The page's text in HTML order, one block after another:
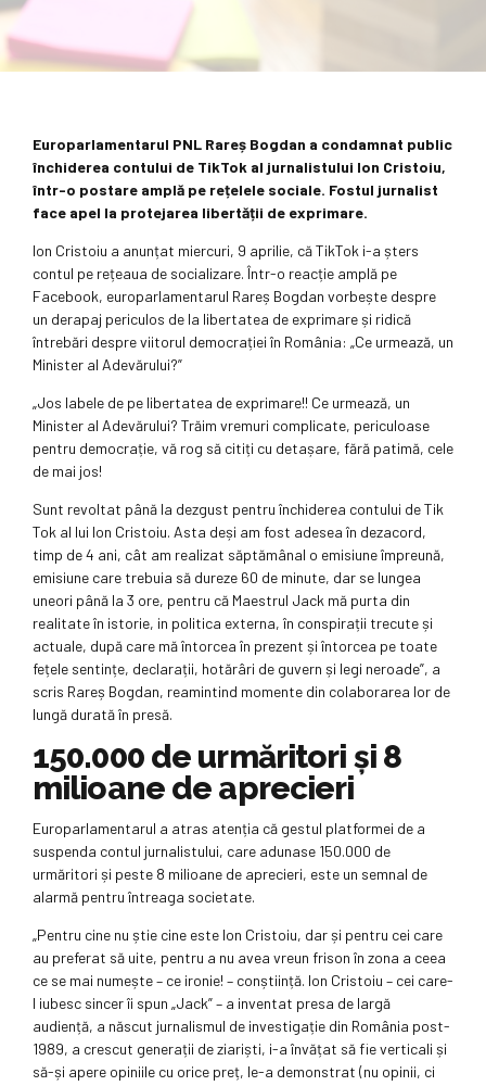
Europarlamentarul PNL Rareș Bogdan a condamnat public
închiderea contului de TikTok al jurnalistului Ion Cristoiu,
într-o postare amplă pe rețelele sociale. Fostul jurnalist
face apel la protejarea libertății de exprimare.
Ion Cristoiu a anunțat miercuri, 9 aprilie, că TikTok i-a șters
contul pe rețeaua de socializare. Într-o reacție amplă pe
Facebook, europarlamentarul Rareș Bogdan vorbește despre
un derapaj periculos de la libertatea de exprimare și ridică
întrebări despre viitorul democrației în România: „Ce urmează, un
Minister al Adevărului?”
„Jos labele de pe libertatea de exprimare!! Ce urmează, un
Minister al Adevărului? Trăim vremuri complicate, periculoase
pentru democrație, vă rog să citiți cu detașare, fără patimă, cele
de mai jos!
Sunt revoltat până la dezgust pentru închiderea contului de Tik
Tok al lui Ion Cristoiu. Asta deși am fost adesea în dezacord,
timp de 4 ani, cât am realizat săptămânal o emisiune împreună,
emisiune care trebuia să dureze 60 de minute, dar se lungea
uneori până la 3 ore, pentru că Maestrul Jack mă purta din
realitate în istorie, in politica externa, în conspirații trecute și
actuale, după care mă întorcea în prezent și întorcea pe toate
fețele sentințe, declarații, hotărâri de guvern și legi neroade”, a
scris Rareș Bogdan, reamintind momente din colaborarea lor de
lungă durată în presă.
150.000 de urmăritori și 8
milioane de aprecieri
Europarlamentarul a atras atenția că gestul platformei de a
suspenda contul jurnalistului, care adunase 150.000 de
urmăritori și peste 8 milioane de aprecieri, este un semnal de
alarmă pentru întreaga societate.
„Pentru cine nu știe cine este Ion Cristoiu, dar și pentru cei care
au preferat să uite, pentru a nu avea vreun frison în zona a ceea
ce se mai numește – ce ironie! – conștiință. Ion Cristoiu – cei care-
l iubesc sincer îi spun „Jack” – a inventat presa de largă
audiență, a născut jurnalismul de investigație din România post-
1989, a crescut generații de ziariști, i-a învățat să fie verticali și
să-și apere opiniile cu orice preț, le-a demonstrat (nu opinii, ci